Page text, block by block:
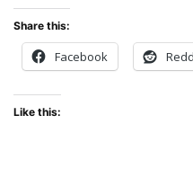
Share this:
Facebook
Like this: